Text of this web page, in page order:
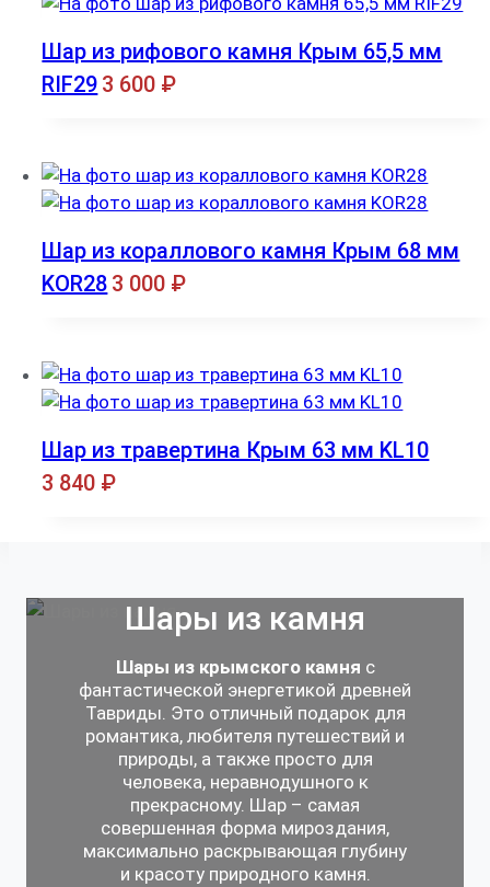
Шар из рифового камня Крым 65,5 мм
RIF29 3 600 ₽
Шар из кораллового камня Крым 68 мм
KOR28 3 000 ₽
Шар из травертина Крым 63 мм KL10
3 840 ₽
Шары из камня
Шары из крымского камня с
фантастической энергетикой древней
Тавриды. Это отличный подарок для
романтика, любителя путешествий и
природы, а также просто для
человека, неравнодушного к
прекрасному. Шар – самая
совершенная форма мироздания,
максимально раскрывающая глубину
и красоту природного камня.